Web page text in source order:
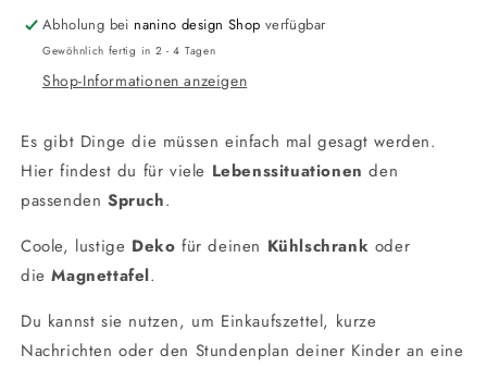
Abholung bei nanino design Shop verfügbar
Gewöhnlich fertig in 2 - 4 Tagen
Shop-Informationen anzeigen
Es gibt Dinge die müssen einfach mal gesagt werden.
Hier findest du für viele Lebenssituationen den
passenden Spruch.
Coole, lustige Deko für deinen Kühlschrank oder
die Magnettafel.
Du kannst sie nutzen, um Einkaufszettel, kurze
Nachrichten oder den Stundenplan deiner Kinder an eine